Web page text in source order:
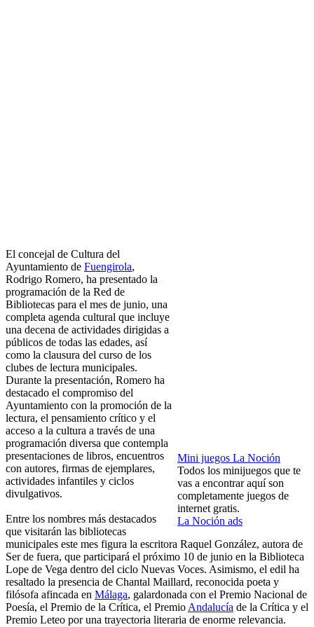
Mini juegos La Noción
Todos los minijuegos que te
vas a encontrar aquí son
completamente juegos de
internet gratis.
La Noción ads
El concejal de Cultura del
Ayuntamiento de Fuengirola,
Rodrigo Romero, ha presentado la
programación de la Red de
Bibliotecas para el mes de junio, una
completa agenda cultural que incluye
una decena de actividades dirigidas a
públicos de todas las edades, así
como la clausura del curso de los
clubes de lectura municipales.
Durante la presentación, Romero ha
destacado el compromiso del
Ayuntamiento con la promoción de la
lectura, el pensamiento crítico y el
acceso a la cultura a través de una
programación diversa que contempla
presentaciones de libros, encuentros
con autores, firmas de ejemplares,
actividades infantiles y ciclos
divulgativos.
Entre los nombres más destacados
que visitarán las bibliotecas
municipales este mes figura la escritora Raquel González, autora de
Ser de fuera, que participará el próximo 10 de junio en la Biblioteca
Lope de Vega dentro del ciclo Nuevas Voces. Asimismo, el edil ha
resaltado la presencia de Chantal Maillard, reconocida poeta y
filósofa afincada en Málaga, galardonada con el Premio Nacional de
Poesía, el Premio de la Crítica, el Premio Andalucía de la Crítica y el
Premio Leteo por una trayectoria literaria de enorme relevancia.